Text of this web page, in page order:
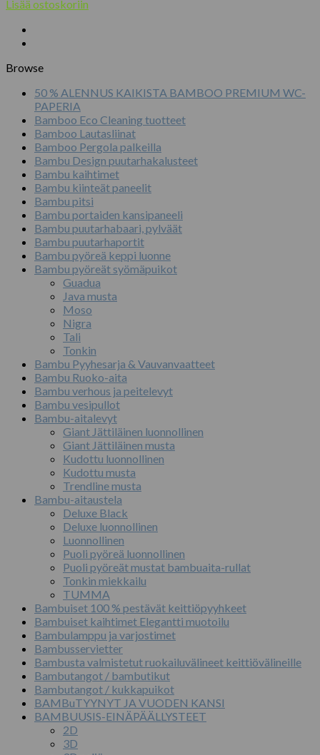
Lisää ostoskoriin
Browse
50 % ALENNUS KAIKISTA BAMBOO PREMIUM WC-
PAPERIA
Bamboo Eco Cleaning tuotteet
Bamboo Lautasliinat
Bamboo Pergola palkeilla
Bambu Design puutarhakalusteet
Bambu kaihtimet
Bambu kiinteät paneelit
Bambu pitsi
Bambu portaiden kansipaneeli
Bambu puutarhabaari, pylväät
Bambu puutarhaportit
Bambu pyöreä keppi luonne
Bambu pyöreät syömäpuikot
Guadua
Java musta
Moso
Nigra
Tali
Tonkin
Bambu Pyyhesarja & Vauvanvaatteet
Bambu Ruoko-aita
Bambu verhous ja peitelevyt
Bambu vesipullot
Bambu-aitalevyt
Giant Jättiläinen luonnollinen
Giant Jättiläinen musta
Kudottu luonnollinen
Kudottu musta
Trendline musta
Bambu-aitaustela
Deluxe Black
Deluxe luonnollinen
Luonnollinen
Puoli pyöreä luonnollinen
Puoli pyöreät mustat bambuaita-rullat
Tonkin miekkailu
TUMMA
Bambuiset 100 % pestävät keittiöpyyhkeet
Bambuiset kaihtimet Elegantti muotoilu
Bambulamppu ja varjostimet
Bambusservietter
Bambusta valmistetut ruokailuvälineet keittiövälineille
Bambutangot / bambutikut
Bambutangot / kukkapuikot
BAMBuTYYNYT JA VUODEN KANSI
BAMBUUSIS-EINÄPÄÄLLYSTEET
2D
3D